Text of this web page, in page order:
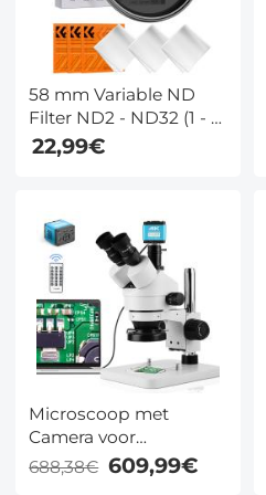
58 mm Variable ND
Filter ND2 - ND32 (1 - 5
Stops) Lensfilter
Nano Klear Serie
22,99€
Microscoop met
Camera voor
Detailinspectie, 4K
Trinoculaire
688,38€ 609,99€